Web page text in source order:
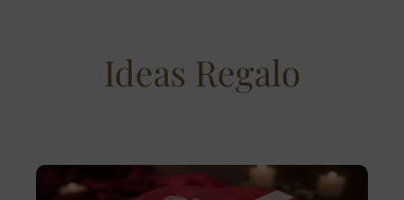
Ideas Regalo